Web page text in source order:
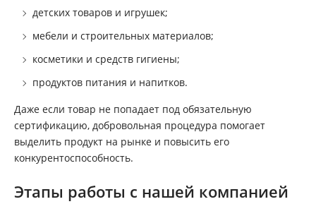
детских товаров и игрушек;
мебели и строительных материалов;
косметики и средств гигиены;
продуктов питания и напитков.
Даже если товар не попадает под обязательную
сертификацию, добровольная процедура помогает
выделить продукт на рынке и повысить его
конкурентоспособность.
Этапы работы с нашей компанией